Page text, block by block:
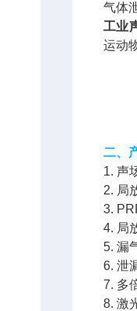
气体
工业
运动
二、
1.
2.
3.
4. 局
5.
6. 泄
7.
8. 激